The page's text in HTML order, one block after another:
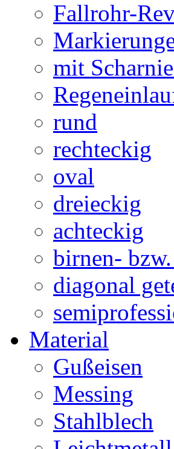
Fallrohr-
mit
rund
rechteckig
oval
dreieckig
achteckig
birnen-
diagonal
Material
Gußeisen
Messing
Stahlblech